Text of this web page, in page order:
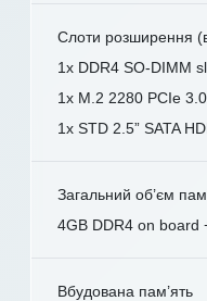
Слоти розширення
1x DDR4 SO-DIMM
1x M.2 2280 PCIe
1x STD 2.5” SATA
Загальний об’єм
4GB DDR4 on board
Вбудована пам’ять